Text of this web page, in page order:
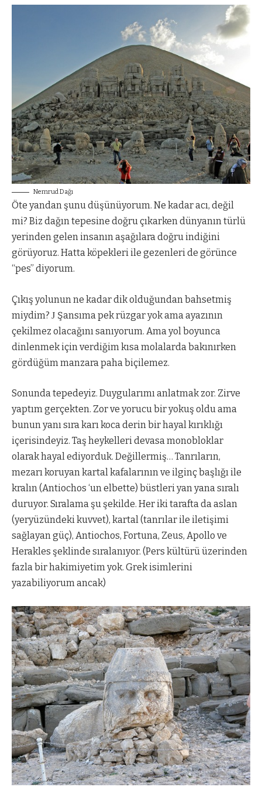
Nemrud Dağı
Öte yandan şunu düşünüyorum. Ne kadar acı, değil
mi? Biz dağın tepesine doğru çıkarken dünyanın türlü
yerinden gelen insanın aşağılara doğru indiğini
görüyoruz. Hatta köpekleri ile gezenleri de görünce
“pes” diyorum.
Çıkış yolunun ne kadar dik olduğundan bahsetmiş
miydim? J Şansıma pek rüzgar yok ama ayazının
çekilmez olacağını sanıyorum. Ama yol boyunca
dinlenmek için verdiğim kısa molalarda bakınırken
gördüğüm manzara paha biçilemez.
Sonunda tepedeyiz. Duygularımı anlatmak zor. Zirve
yaptım gerçekten. Zor ve yorucu bir yokuş oldu ama
bunun yanı sıra karı koca derin bir hayal kırıklığı
içerisindeyiz. Taş heykelleri devasa monobloklar
olarak hayal ediyorduk. Değillermiş… Tanrıların,
mezarı koruyan kartal kafalarının ve ilginç başlığı ile
kralın (Antiochos ‘un elbette) büstleri yan yana sıralı
duruyor. Sıralama şu şekilde. Her iki tarafta da aslan
(yeryüzündeki kuvvet), kartal (tanrılar ile iletişimi
sağlayan güç), Antiochos, Fortuna, Zeus, Apollo ve
Herakles şeklinde sıralanıyor. (Pers kültürü üzerinden
fazla bir hakimiyetim yok. Grek isimlerini
yazabiliyorum ancak)